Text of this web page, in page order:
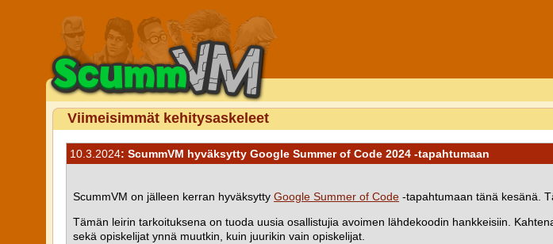
Viimeisimmät kehitysaskeleet
10.3.2024: ScummVM hyväksytty Google Summer of Code 2024 -tapahtumaan
ScummVM on jälleen kerran hyväksytty Google Summer of Code -tapahtumaan tänä kesänä.
Tämän leirin tarkoituksena on tuoda uusia osallistujia avoimen lähdekoodin hankkeisiin.
sekä opiskelijat ynnä muutkin, kuin juurikin vain opiskelijat.